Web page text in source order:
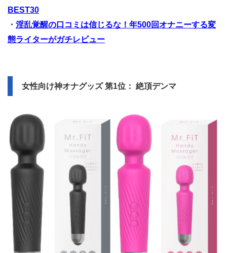
BEST30
・ 淫乱覚醒の口コミは信じるな！年500回オナニーする変
態ライターがガチレビュー
女性向け神オナグッズ 第1位： 絶頂デンマ